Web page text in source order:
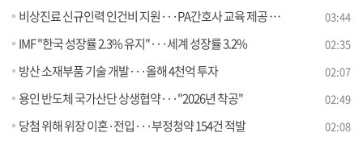
비상진료 신규인력 인건비 지원···PA간호사 교육 제공 [뉴스의 맥] 03:44
IMF "한국 성장률 2.3% 유지"···세계 성장률 3.2% 02:35
방산 소재부품 기술 개발···올해 4천억 투자 02:07
용인 반도체 국가산단 상생협약···"2026년 착공" 02:49
당첨 위해 위장 이혼·전입···부정청약 154건 적발 02:08